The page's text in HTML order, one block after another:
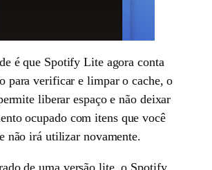
é que Spotify Lite agora conta
para verificar e limpar o cache, o
liberar espaço e não deixar
ocupado com itens que você
não irá utilizar novamente.
de uma versão lite, o Spotify